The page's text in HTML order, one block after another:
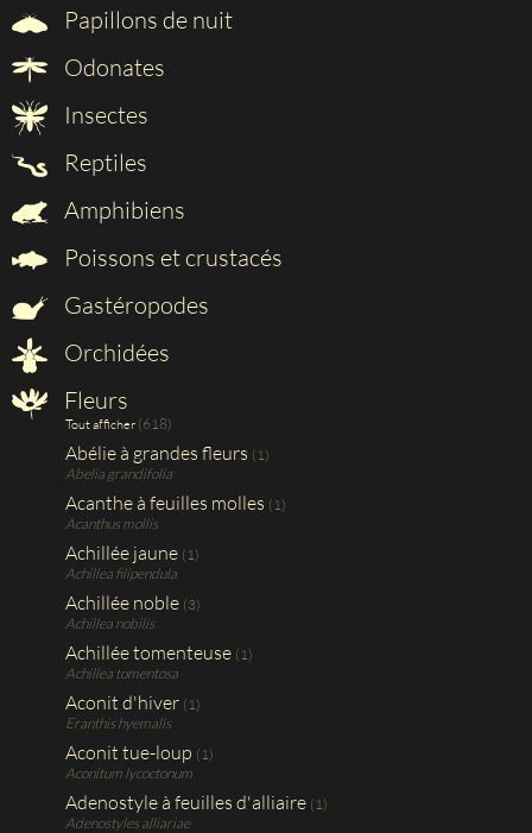
Papillons de nuit
Odonates
Insectes
Reptiles
Amphibiens
Poissons et crustacés
Gastéropodes
Orchidées
Fleurs
Tout afficher (618)
Abélie à grandes fleurs (1)
Abelia grandifolia
Acanthe à feuilles molles (1)
Acanthus mollis
Achillée jaune (1)
Achillea filipendula
Achillée noble (3)
Achillea nobilis
Achillée tomenteuse (1)
Achillea tomentosa
Aconit d'hiver (1)
Eranthis hyemalis
Aconit tue-loup (1)
Aconitum lycoctonum
Adenostyle à feuilles d'alliaire (1)
Adenostyles alliariae